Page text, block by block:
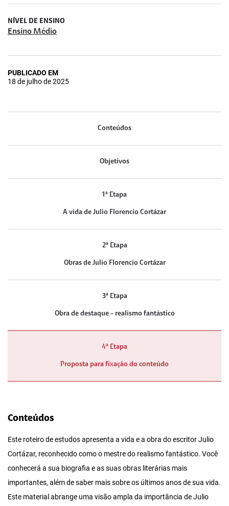
NÍVEL DE ENSINO
Ensino Médio
PUBLICADO EM
18 de julho de 2025
Conteúdos
Objetivos
1ª Etapa
A vida de Julio Florencio Cortázar
2ª Etapa
Obras de Julio Florencio Cortázar
3ª Etapa
Obra de destaque – realismo fantástico
4ª Etapa
Proposta para fixação do conteúdo
Conteúdos
Este roteiro de estudos apresenta a vida e a obra do escritor Julio
Cortázar, reconhecido como o mestre do realismo fantástico. Você
conhecerá a sua biografia e as suas obras literárias mais
importantes, além de saber mais sobre os últimos anos de sua vida.
Este material abrange uma visão ampla da importância de Julio